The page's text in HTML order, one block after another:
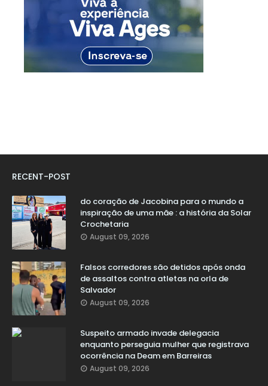
RECENT-POST
do coração de Jacobina para o mundo a
inspiração de uma mãe : a história da Solar
Crochetaria
August 09, 2026
Falsos corredores são detidos após onda
de assaltos contra atletas na orla de
Salvador
August 09, 2026
Suspeito armado invade delegacia
enquanto perseguia mulher que registrava
ocorrência na Deam em Barreiras
August 09, 2026